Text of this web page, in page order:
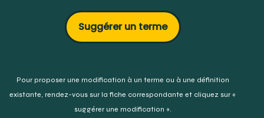
Suggérer un terme
Pour proposer une modification à un terme ou à une définition
existante, rendez-vous sur la fiche correspondante et cliquez sur «
suggérer une modification ».